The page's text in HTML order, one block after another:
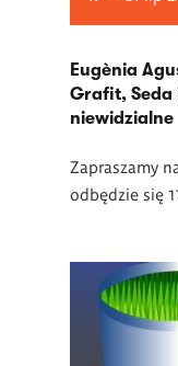
Eugènia
Grafit, Seda
niewidzialne
Zapraszamy
odbędzie się